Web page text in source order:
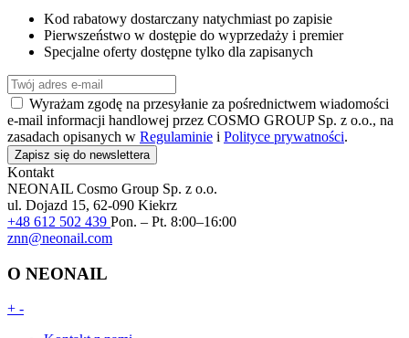
Kod rabatowy dostarczany natychmiast po zapisie
Pierwszeństwo w dostępie do wyprzedaży i premier
Specjalne oferty dostępne tylko dla zapisanych
Wyrażam zgodę na przesyłanie za pośrednictwem wiadomości
e-mail informacji handlowej przez COSMO GROUP Sp. z o.o., na
zasadach opisanych w Regulaminie i Polityce prywatności.
Zapisz się do newslettera
Kontakt
NEONAIL Cosmo Group Sp. z o.o.
ul. Dojazd 15, 62-090 Kiekrz
+48 612 502 439 Pon. – Pt. 8:00–16:00
znn@neonail.com
O NEONAIL
+ -